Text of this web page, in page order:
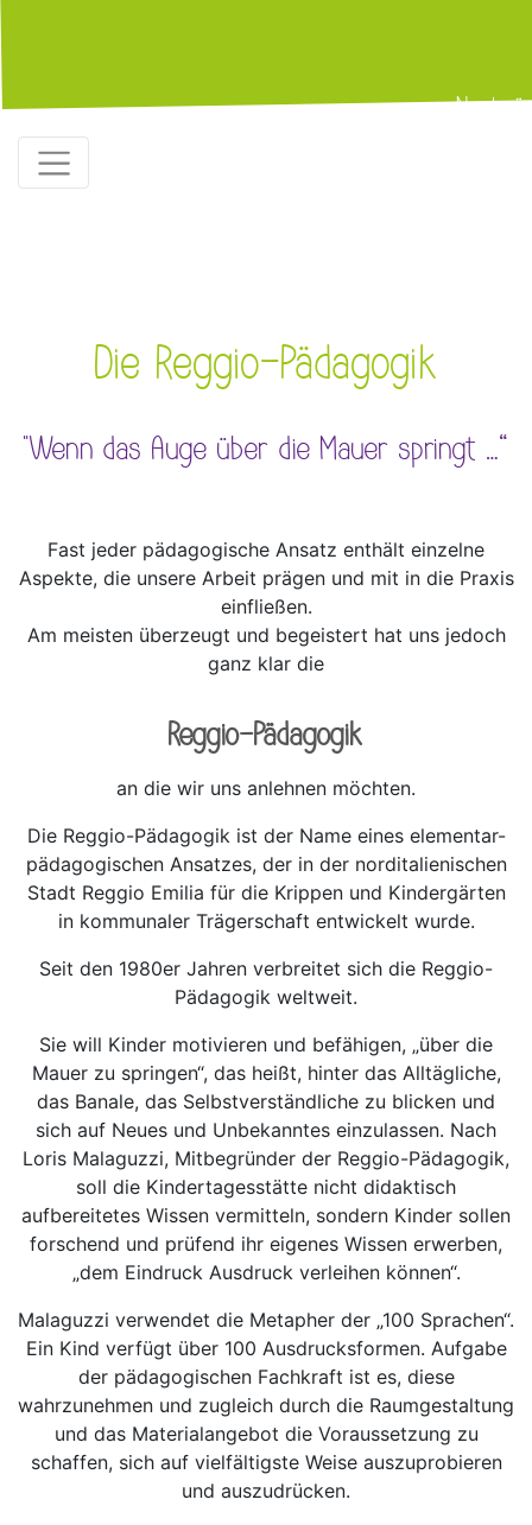
Die Reggio-Pädagogik
"Wenn das Auge über die Mauer springt …“
Fast jeder pädagogische Ansatz enthält einzelne
Aspekte, die unsere Arbeit prägen und mit in die Praxis
einfließen.
Am meisten überzeugt und begeistert hat uns jedoch
ganz klar die
Reggio-Pädagogik
an die wir uns anlehnen möchten.
Die Reggio-Pädagogik ist der Name eines elementar-
pädagogischen Ansatzes, der in der norditalienischen
Stadt Reggio Emilia für die Krippen und Kindergärten
in kommunaler Trägerschaft entwickelt wurde.
Seit den 1980er Jahren verbreitet sich die Reggio-
Pädagogik weltweit.
Sie will Kinder motivieren und befähigen, „über die
Mauer zu springen“, das heißt, hinter das Alltägliche,
das Banale, das Selbstverständliche zu blicken und
sich auf Neues und Unbekanntes einzulassen. Nach
Loris Malaguzzi, Mitbegründer der Reggio-Pädagogik,
soll die Kindertagesstätte nicht didaktisch
aufbereitetes Wissen vermitteln, sondern Kinder sollen
forschend und prüfend ihr eigenes Wissen erwerben,
„dem Eindruck Ausdruck verleihen können“.
Malaguzzi verwendet die Metapher der „100 Sprachen“.
Ein Kind verfügt über 100 Ausdrucksformen. Aufgabe
der pädagogischen Fachkraft ist es, diese
wahrzunehmen und zugleich durch die Raumgestaltung
und das Materialangebot die Voraussetzung zu
schaffen, sich auf vielfältigste Weise auszuprobieren
und auszudrücken.